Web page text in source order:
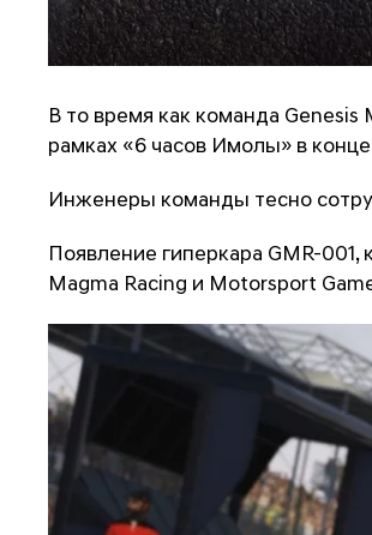
В то время как команда Genesis
рамках «6 часов Имолы» в
Инженеры команды тесно
Появление гиперкара GMR-
Magma Racing и Motorsport